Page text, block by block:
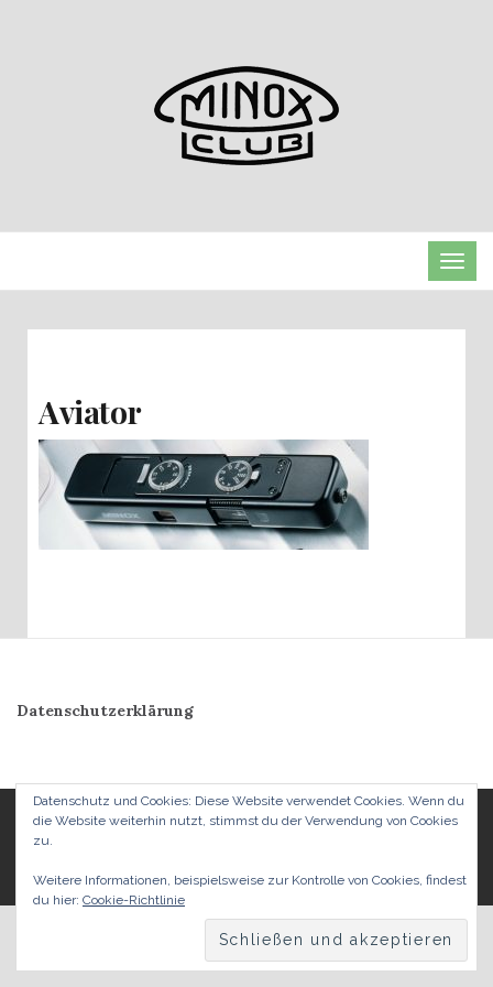
Aviator
Datenschutzerklärung
© 2026 1. Deutscher MINOX-Club e.V.. Alle Rechte vorbehalten.
Datenschutz und Cookies: Diese Website verwendet Cookies. Wenn du
die Website weiterhin nutzt, stimmst du der Verwendung von Cookies
zu.
Weitere Informationen, beispielsweise zur Kontrolle von Cookies, findest
du hier: Cookie-Richtlinie